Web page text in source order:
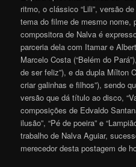
ritmo, o clássico “Lili”, versão
tema do filme de mesmo nome,
compositora de Nalva é
parceria dela com Itamar e
Marcelo Costa (“Belém do
de ser feliz”), e da dupla Mílton
criar galinhas e filhos”), sendo
versão que dá título ao disco,
composições de Edvaldo
ilusão”, “Pé de poeira” e
trabalho de Nalva Aguiar,
merecedor desta postagem de